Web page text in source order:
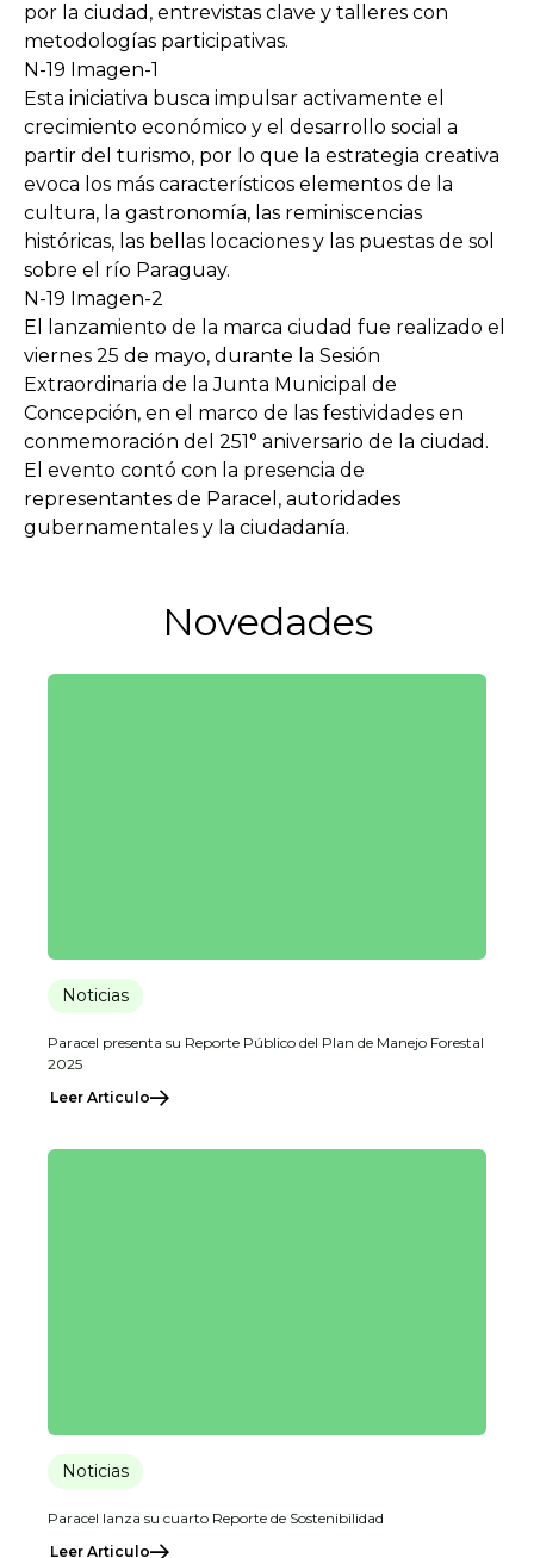
por la ciudad, entrevistas clave y talleres con
metodologías participativas.
N-19 Imagen-1
Esta iniciativa busca impulsar activamente el
crecimiento económico y el desarrollo social a
partir del turismo, por lo que la estrategia creativa
evoca los más característicos elementos de la
cultura, la gastronomía, las reminiscencias
históricas, las bellas locaciones y las puestas de sol
sobre el río Paraguay.
N-19 Imagen-2
El lanzamiento de la marca ciudad fue realizado el
viernes 25 de mayo, durante la Sesión
Extraordinaria de la Junta Municipal de
Concepción, en el marco de las festividades en
conmemoración del 251° aniversario de la ciudad.
El evento contó con la presencia de
representantes de Paracel, autoridades
gubernamentales y la ciudadanía.
Novedades
Noticias
Paracel presenta su Reporte Público del Plan de Manejo Forestal
2025
Leer Articulo
Noticias
Paracel lanza su cuarto Reporte de Sostenibilidad
Leer Articulo